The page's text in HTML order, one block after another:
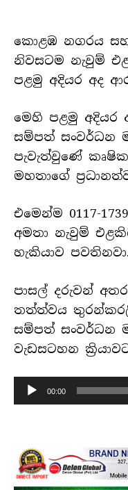
කොළඹ නගරය සහ
නිවසටම නැවුම්
පළමු අදියර අද
මෙහි පළමු අදියර
සම්පත් සංවර්ධන
පැවැත්වුණේ
මහතාගේ
එමෙන්ම 0117-
අමතා නැවුම්
හැකියාව පවතිනවා.
පාසල් දරුවන්
තත්ත්වය
සම්පත් සංවර්ධන
වැඩසටහන
හඬ
පට
00:00